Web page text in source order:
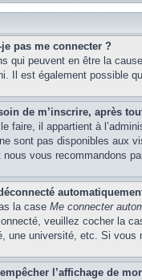
pas me connecter ?
qui peuvent en être la
Il est également possible
de m’inscrire, après
faire, il appartient à
sont pas disponibles aux
nous vous recommandons
la case Me connecter
veuillez cocher la
une université, etc. Si
l’affichage de